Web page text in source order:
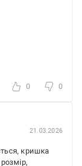
0 0
21.03.2026
кришка